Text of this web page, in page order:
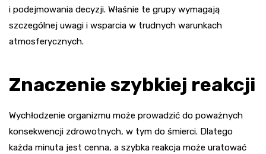
i podejmowania decyzji. Właśnie te grupy wymagają
szczególnej uwagi i wsparcia w trudnych warunkach
atmosferycznych.
Znaczenie szybkiej reakcji
Wychłodzenie organizmu może prowadzić do poważnych
konsekwencji zdrowotnych, w tym do śmierci. Dlatego
każda minuta jest cenna, a szybka reakcja może uratować